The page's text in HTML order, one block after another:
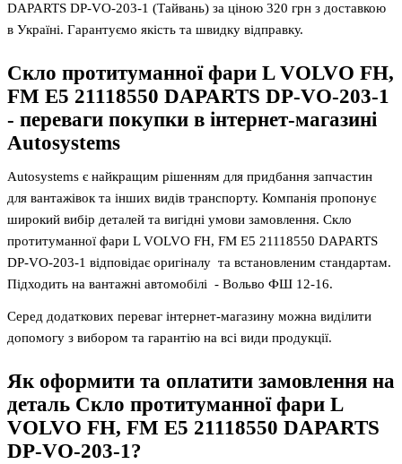
DAPARTS DP-VO-203-1 (Тайвань) за ціною 320 грн з доставкою
в Україні. Гарантуємо якість та швидку відправку.
Скло протитуманної фари L VOLVO FH,
FM E5 21118550 DAPARTS DP-VO-203-1
- переваги покупки в інтернет-магазині
Autosystems
Autosystems є найкращим рішенням для придбання запчастин
для вантажівок та інших видів транспорту. Компанія пропонує
широкий вибір деталей та вигідні умови замовлення. Скло
протитуманної фари L VOLVO FH, FM E5 21118550 DAPARTS
DP-VO-203-1 відповідає оригіналу та встановленим стандартам.
Підходить на вантажні автомобілі - Вольво ФШ 12-16.
Серед додаткових переваг інтернет-магазину можна виділити
допомогу з вибором та гарантію на всі види продукції.
Як оформити та оплатити замовлення на
деталь Скло протитуманної фари L
VOLVO FH, FM E5 21118550 DAPARTS
DP-VO-203-1?